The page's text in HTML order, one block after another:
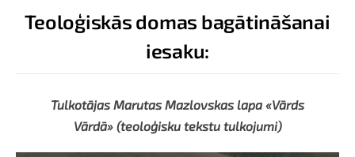
Teoloģiskās domas bagātināšanai
iesaku:
Tulkotājas Marutas Mazlovskas lapa «Vārds
Vārdā» (teoloģisku tekstu tulkojumi)